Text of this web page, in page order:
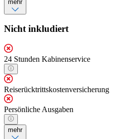
mehr
Nicht inkludiert
24 Stunden Kabinenservice
Reiserücktrittskostenversicherung
Persönliche Ausgaben
mehr